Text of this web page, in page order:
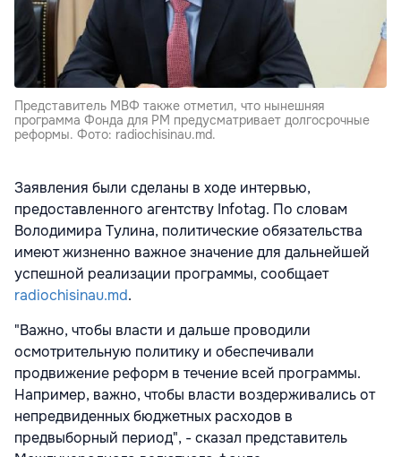
Представитель МВФ также отметил, что нынешняя
программа Фонда для РМ предусматривает долгосрочные
реформы. Фото: radiochisinau.md.
Заявления были сделаны в ходе интервью,
предоставленного агентству Infotag. По словам
Володимира Тулина, политические обязательства
имеют жизненно важное значение для дальнейшей
успешной реализации программы, сообщает
radiochisinau.md.
"Важно, чтобы власти и дальше проводили
осмотрительную политику и обеспечивали
продвижение реформ в течение всей программы.
Например, важно, чтобы власти воздерживались от
непредвиденных бюджетных расходов в
предвыборный период", - сказал представитель